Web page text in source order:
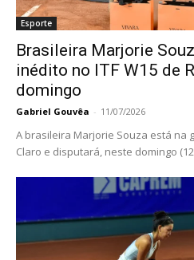
Esporte
Brasileira Marjorie
inédito no ITF W15 de
domingo
Gabriel Gouvêa - 11/07/2026
A brasileira Marjorie Souza está na
Claro e disputará, neste domingo